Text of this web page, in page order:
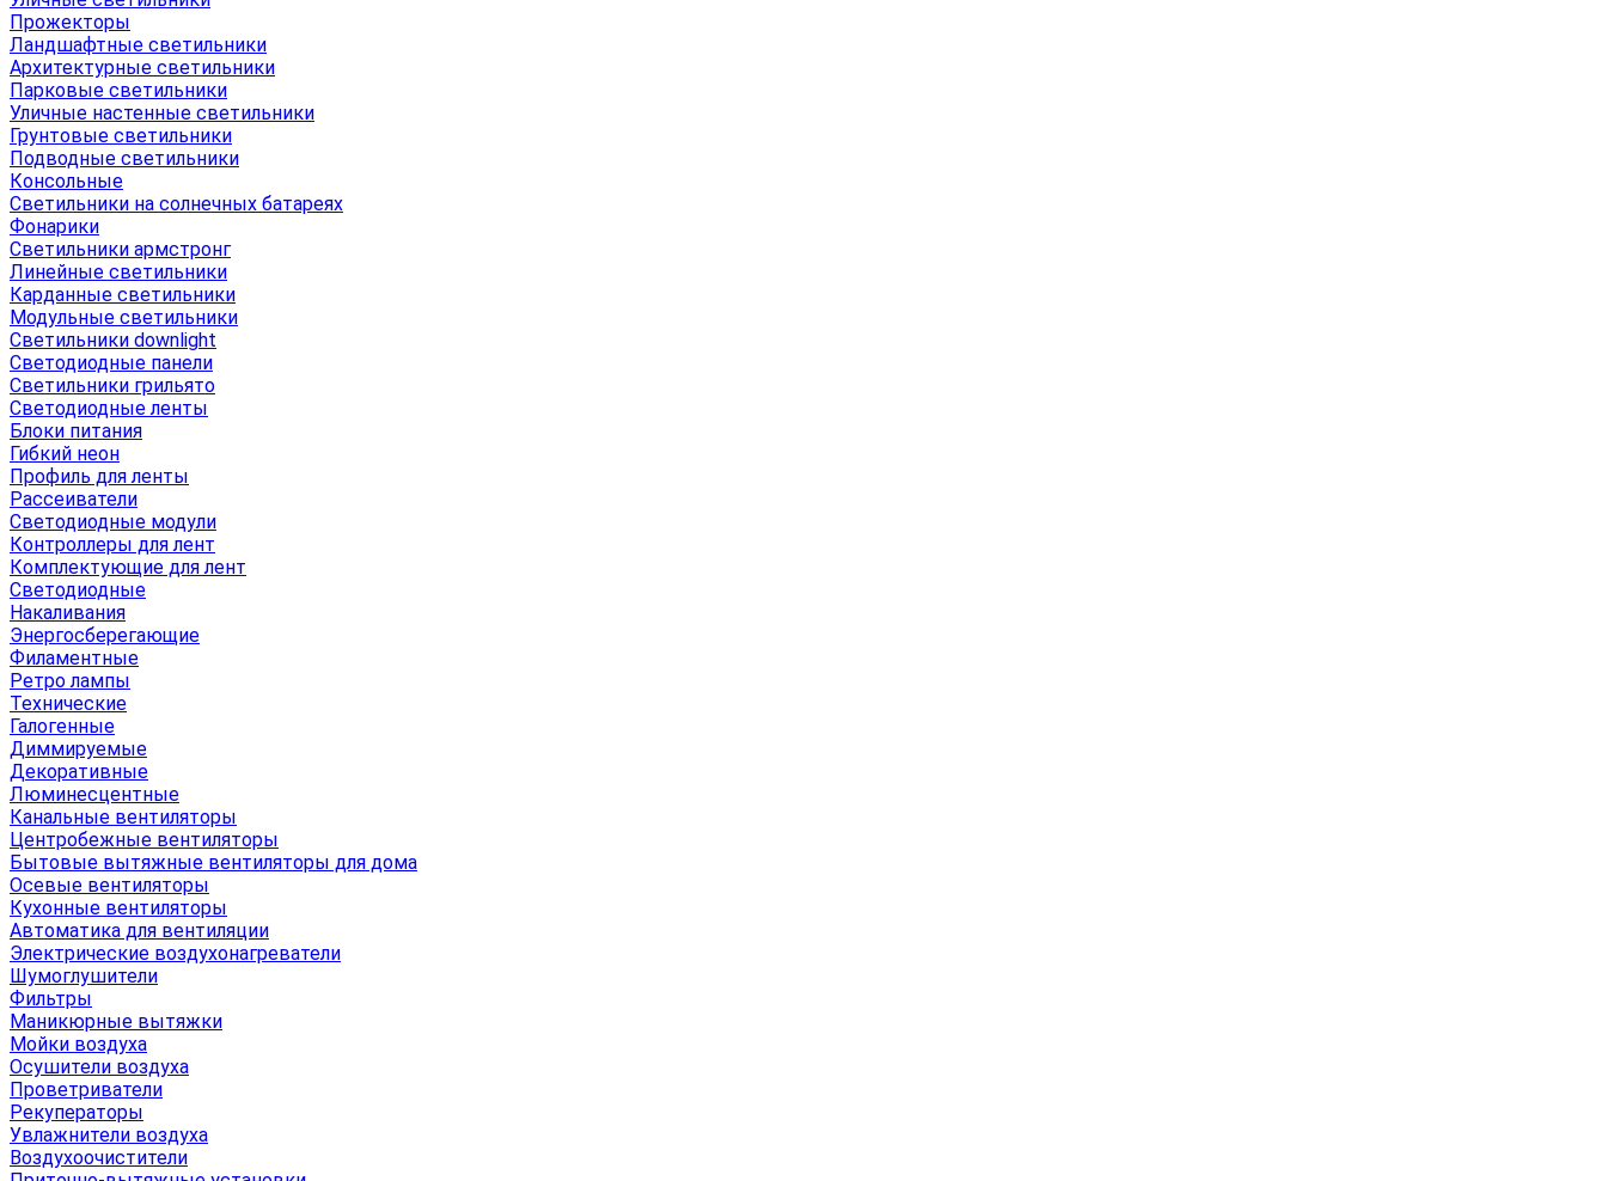
Прожекторы
Ландшафтные светильники
Архитектурные светильники
Парковые светильники
Уличные настенные светильники
Грунтовые светильники
Подводные светильники
Консольные
Светильники на солнечных батареях
Фонарики
Светильники армстронг
Линейные светильники
Карданные светильники
Модульные светильники
Светильники downlight
Светодиодные панели
Светильники грильято
Светодиодные ленты
Блоки питания
Гибкий неон
Профиль для ленты
Рассеиватели
Светодиодные модули
Контроллеры для лент
Комплектующие для лент
Светодиодные
Накаливания
Энергосберегающие
Филаментные
Ретро лампы
Технические
Галогенные
Диммируемые
Декоративные
Люминесцентные
Канальные вентиляторы
Центробежные вентиляторы
Бытовые вытяжные вентиляторы для дома
Осевые вентиляторы
Кухонные вентиляторы
Автоматика для вентиляции
Электрические воздухонагреватели
Шумоглушители
Фильтры
Маникюрные вытяжки
Мойки воздуха
Осушители воздуха
Проветриватели
Рекуператоры
Увлажнители воздуха
Воздухоочистители